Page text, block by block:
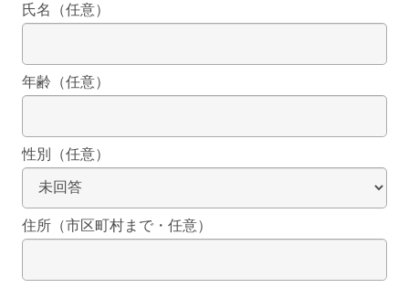
氏名（任意）
年齢（任意）
性別（任意）
住所（市区町村まで・任意）